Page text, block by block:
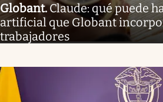
Globant.Claude: qué puede
artificial que Globant
trabajadores